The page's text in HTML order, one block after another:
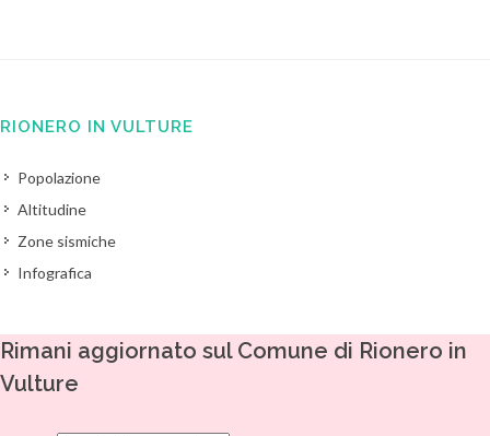
RIONERO IN VULTURE
Popolazione
Altitudine
Zone sismiche
Infografica
Rimani aggiornato sul Comune di Rionero in
Vulture